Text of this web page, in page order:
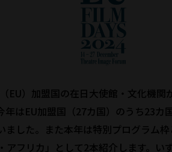
EU）加盟国の在日大使館・文化機
年はEU加盟国（27カ国）のうち23
ました。また本年は特別プログラム
アフリカ」として2本紹介します。い